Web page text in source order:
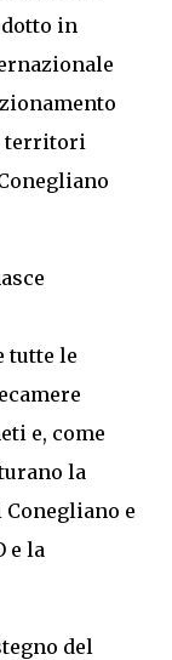
in
territori
tutte le
e, come
la
e
e la
del